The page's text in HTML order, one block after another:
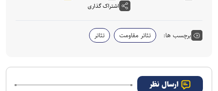
اشتراک گذاری
برچسب ها: تئاتر مقاومت تئاتر
ارسال نظر